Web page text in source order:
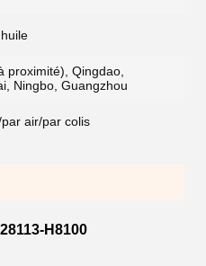
proximité), Qingdao,
Ningbo, Guangzhou
air/par colis
H8100